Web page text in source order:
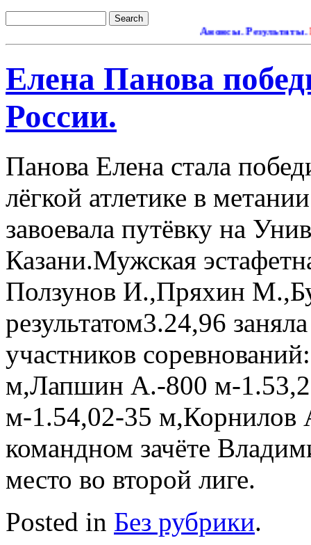
Анонсы. Результаты.
Елена Панова
России.
Панова Елена стала
лёгкой атлетике в
завоевала путёвку на
Казани.Мужская
Ползунов И.,Пряхин
результатом3.24,96
участников
м,Лапшин А.-800 м-
м-1.54,02-35
командном зачёте
место во второй лиге.
Posted in Без рубрики.